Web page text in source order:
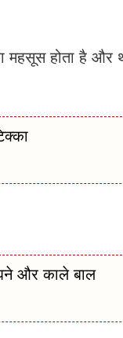
महसूस होता है और
और काले बाल